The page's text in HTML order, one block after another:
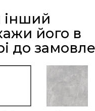
інший
його в
до